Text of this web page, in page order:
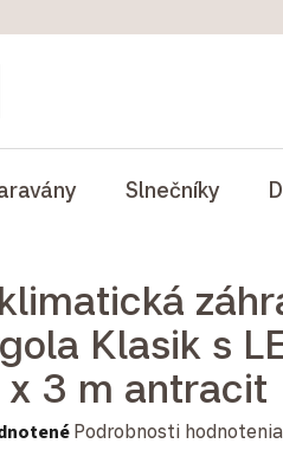
Slnečníky
Klasik s
x 3 m antracit
hodnotenie produktu je 0,0 z 5
Podrobnosti hodnotenia